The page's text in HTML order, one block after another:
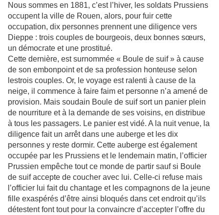
Nous sommes en 1881, c’est l’hiver, les soldats Prussiens
occupent la ville de Rouen, alors, pour fuir cette
occupation, dix personnes prennent une diligence vers
Dieppe : trois couples de bourgeois, deux bonnes sœurs,
un démocrate et une prostitué.
Cette dernière, est surnommée « Boule de suif » à cause
de son embonpoint et de sa profession honteuse selon
lestrois couples. Or, le voyage est ralenti à cause de la
neige, il commence à faire faim et personne n’a amené de
provision. Mais soudain Boule de suif sort un panier plein
de nourriture et à la demande de ses voisins, en distribue
à tous les passagers. Le panier est vidé. A la nuit venue, la
diligence fait un arrêt dans une auberge et les dix
personnes y reste dormir. Cette auberge est également
occupée par les Prussiens et le lendemain matin, l’officier
Prussien empêche tout ce monde de partir sauf si Boule
de suif accepte de coucher avec lui. Celle-ci refuse mais
l’officier lui fait du chantage et les compagnons de la jeune
fille exaspérés d’être ainsi bloqués dans cet endroit qu’ils
détestent font tout pour la convaincre d’accepter l’offre du